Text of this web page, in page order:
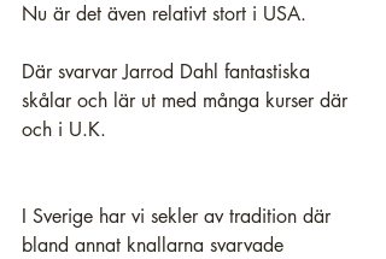
Nu är det även relativt stort i USA.
Där svarvar Jarrod Dahl fantastiska
skålar och lär ut med många kurser där
och i U.K.
I Sverige har vi sekler av tradition där
bland annat knallarna svarvade